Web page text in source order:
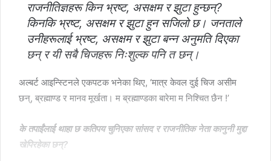
राजनीतिज्ञहरू किन भ्रष्ट, असक्षम र झुटा हुन्छन्?
किनकि भ्रष्ट, असक्षम र झुटा हुन सजिलो छ। जनताले
उनीहरूलाई भ्रष्ट, असक्षम र झुटा बन्न अनुमति दिएका
छन् र यी सबै चिजहरू निःशुल्क पनि त छन्।
अल्बर्ट आइन्स्टिनले एकपटक भनेका थिए, ‘मात्र केवल दुई चिज असीम
छन्, ब्रह्माण्ड र मानव मूर्खता। म ब्रह्माण्डका बारेमा म निश्चित छैन !’
के तपाईंलाई थाहा छ कतिपय चुनिएका सांसद र राजनीतिक नेता कानुनी मुद्दा
खेपिरहेका छन्?